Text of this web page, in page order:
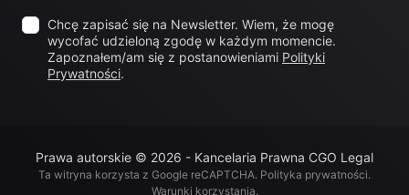
Chcę zapisać się na Newsletter. Wiem, że mogę
wycofać udzieloną zgodę w każdym momencie.
Zapoznałem/am się z postanowieniami Polityki
Prywatności.
Prawa autorskie © 2026 - Kancelaria Prawna CGO Legal
Ta witryna korzysta z Google reCAPTCHA. Polityka prywatności.
Warunki korzystania.